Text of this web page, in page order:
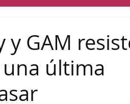
videojuegos
y GAM
última